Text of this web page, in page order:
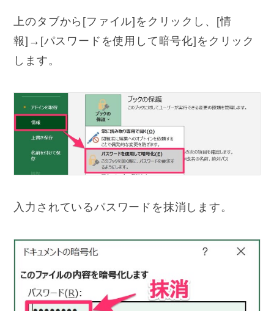
上のタブから[ファイル]をクリックし、[情
報]→[パスワードを使用して暗号化]をクリック
します。
入力されているパスワードを抹消します。